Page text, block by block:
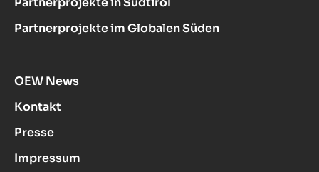
Partnerprojekte im Globalen Süden
OEW News
Kontakt
Presse
Impressum